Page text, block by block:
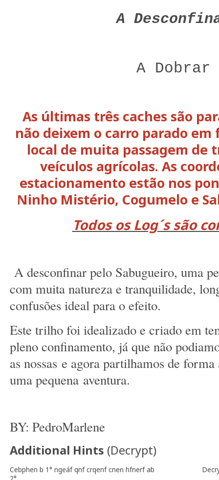
A
A Dobrar
As últimas três caches são
não deixem o carro parado
local de muita passagem de
veículos agrícolas. As
estacionamento estão nos
Ninho Mistério, Cogumelo e
Todos os Log´s são
A desconfinar pelo Sabugueiro, uma
com muita natureza e tranquilidade,
confusões ideal para o efeito.
Este trilho foi idealizado e criado em
pleno confinamento, já que não
as nossas e agora partilhamos de
uma pequena aventura.
BY: PedroMarlene
Additional Hints (Decrypt)
Cebphen b 1° ngeáf qnf crqenf cnen hfnerf ab